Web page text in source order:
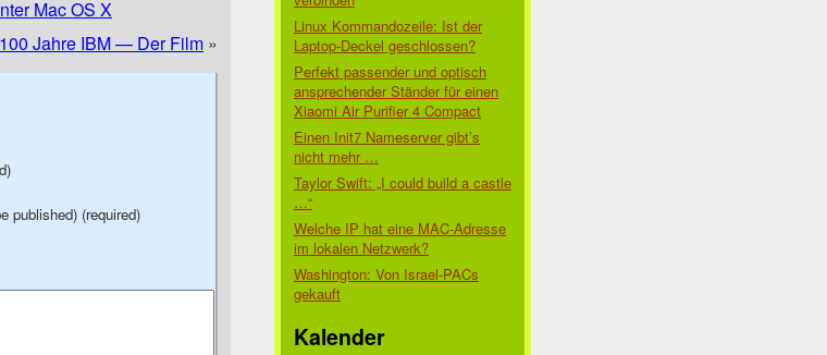
Mac OS X
100 Jahre IBM — Der Film »
published) (required)
Linux Kommandozeile: Ist der
Laptop-Deckel geschlossen?
Perfekt passender und optisch
ansprechender Ständer für einen
Xiaomi Air Purifier 4 Compact
Einen Init7 Nameserver gibt’s
nicht mehr …
Taylor Swift: „I could build a castle
…“
Welche IP hat eine MAC-Adresse
im lokalen Netzwerk?
Washington: Von Israel-PACs
gekauft
Kalender